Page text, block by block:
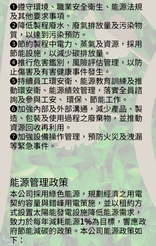
❶遵守環境、職業安全衛生、能源法規
及其他要求事項。
❷降低製程廢水、廢氣排放量及污染物
質，以達到污染預防。
❸節約製程中電力、蒸氣及資源，採用
節能設施，以減少碳排放量。
❹推行危害鑑別，風險評估管理，以防
止傷害及有害健康事件發生。
❺持續員工環安衛、能源教育訓練及推
動環安衛、能源績效管理，落實全員諮
詢及參與工安、 環保、節能工作。
❻加強內部及外部溝通，減少產品、製
造、包裝及使用過程之廢棄物，並推動
資源回收再利用。
❼加強設備操作管理，預防火災及洩漏
等緊急事件。​
能源管理政策
本公司採用綠色能源，規劃經濟之用電
契約容量與錯峰用電策施，並以租約方
式設置太陽能發電設施降低能源需求，
致力於每年減耗能源1%為目標，響應政
府節能減碳的政策。本公司能源政策如
下：